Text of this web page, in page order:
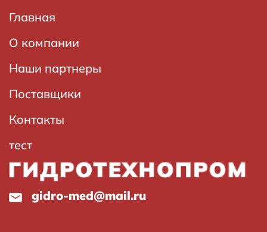
Основная
Главная
О компании
Наши партнеры
Поставщики
Контакты
тест
gidro-med@mail.ru